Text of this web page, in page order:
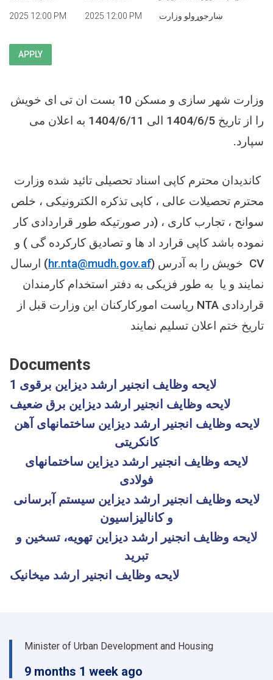
2025 12:00 PM 2025 12:00 PM ښارجوړولو وزارت
APPLY
وزارت شهر سازی و مسکن 10 بست ان تی ای خویش
را از تاریخ 1404/6/5 الی 1404/6/11 به اعلان می
سپارد.
کاندیدان محترم کاپی اسناد تحصیلی تائید شده وزارت
محترم تحصیلات عالی ، کاپی تذکره الکترونیکی ، خلص
سوانح ، تجارب کاری ، (در صورتیکه طور قراردادی کار
نموده باشد کاپی قرارد اد ها و تصادیق کارکرده گی ) و
CV خویش را به آدرس (hr.nta@mudh.gov.af) ارسال
نمایند و یا به طور فزیکی به دفتر استخدام کارمندان
قراردادی NTA ریاست امورکارکنان این وزارت قبل از
تاریخ ختم اعلان تسلیم نمایند
Documents
لایحه وظایف انجنیر ارشد دیزاین برقوی 1
لایحه وظایف انجنیر ارشد دیزاین برق ضعیف
لایحه وظایف انجنیر ارشد دیزاین ساختمانهای آهن
کانکریتی
لایحه وظایف انجنیر ارشد دیزاین ساختمانهای
فولادی
لایحه وظایف انجنیر ارشد دیزاین سیستم آبرسانی
و کانالیزاسیون
لایحه وظایف انجنیر ارشد دیزاین تهویه، تسخین و
تبرید
لایحه وظایف انجنیر ارشد میخانیک
Minister of Urban Development and Housing
9 months 1 week ago